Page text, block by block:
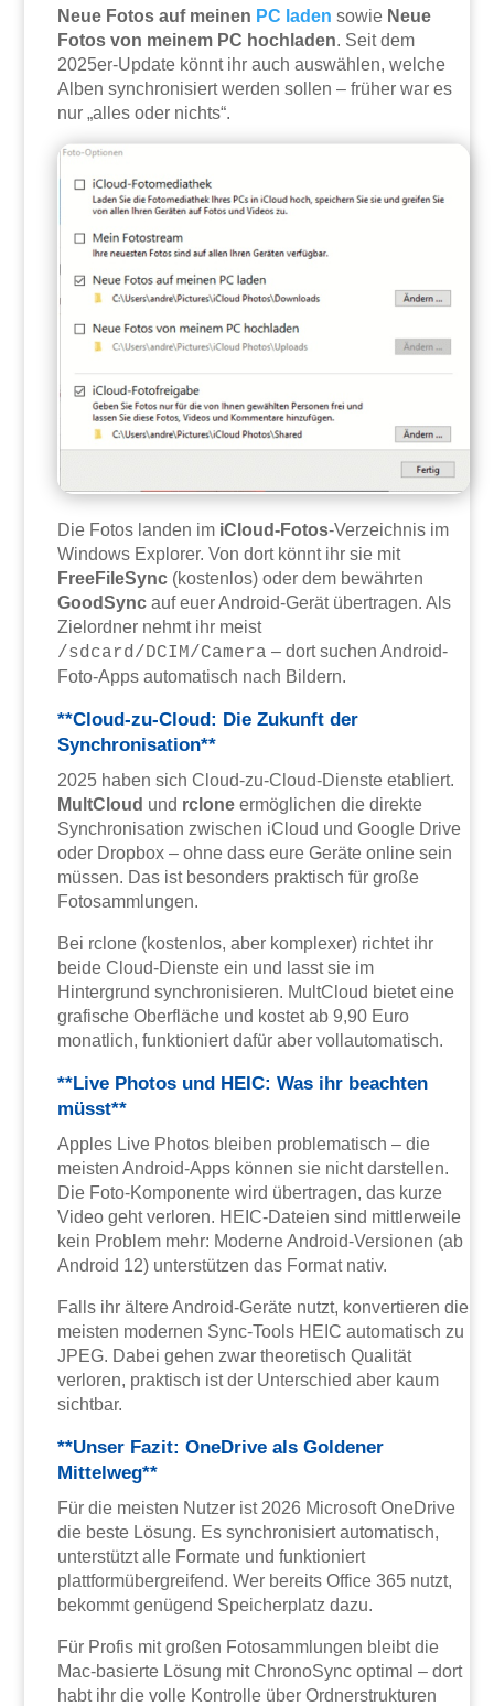
Neue Fotos auf meinen PC laden sowie Neue
Fotos von meinem PC hochladen. Seit dem
2025er-Update könnt ihr auch auswählen, welche
Alben synchronisiert werden sollen – früher war es
nur „alles oder nichts“.
Die Fotos landen im iCloud-Fotos-Verzeichnis im
Windows Explorer. Von dort könnt ihr sie mit
FreeFileSync (kostenlos) oder dem bewährten
GoodSync auf euer Android-Gerät übertragen. Als
Zielordner nehmt ihr meist
/sdcard/DCIM/Camera – dort suchen Android-
Foto-Apps automatisch nach Bildern.
**Cloud-zu-Cloud: Die Zukunft der
Synchronisation**
2025 haben sich Cloud-zu-Cloud-Dienste etabliert.
MultCloud und rclone ermöglichen die direkte
Synchronisation zwischen iCloud und Google Drive
oder Dropbox – ohne dass eure Geräte online sein
müssen. Das ist besonders praktisch für große
Fotosammlungen.
Bei rclone (kostenlos, aber komplexer) richtet ihr
beide Cloud-Dienste ein und lasst sie im
Hintergrund synchronisieren. MultCloud bietet eine
grafische Oberfläche und kostet ab 9,90 Euro
monatlich, funktioniert dafür aber vollautomatisch.
**Live Photos und HEIC: Was ihr beachten
müsst**
Apples Live Photos bleiben problematisch – die
meisten Android-Apps können sie nicht darstellen.
Die Foto-Komponente wird übertragen, das kurze
Video geht verloren. HEIC-Dateien sind mittlerweile
kein Problem mehr: Moderne Android-Versionen (ab
Android 12) unterstützen das Format nativ.
Falls ihr ältere Android-Geräte nutzt, konvertieren die
meisten modernen Sync-Tools HEIC automatisch zu
JPEG. Dabei gehen zwar theoretisch Qualität
verloren, praktisch ist der Unterschied aber kaum
sichtbar.
**Unser Fazit: OneDrive als Goldener
Mittelweg**
Für die meisten Nutzer ist 2026 Microsoft OneDrive
die beste Lösung. Es synchronisiert automatisch,
unterstützt alle Formate und funktioniert
plattformübergreifend. Wer bereits Office 365 nutzt,
bekommt genügend Speicherplatz dazu.
Für Profis mit großen Fotosammlungen bleibt die
Mac-basierte Lösung mit ChronoSync optimal – dort
habt ihr die volle Kontrolle über Ordnerstrukturen